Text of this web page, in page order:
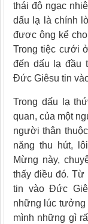
thái độ ngạc
dấu lạ là chính
được ông kể
Trong tiệc cưới
đến dấu lạ đầu
Đức Giêsu tin
Trong dấu lạ
quan, của một
người thân
năng thu hút,
Mừng này,
thấy điều đó. Từ
tin vào Đức
những lúc tưởng
mình những gì